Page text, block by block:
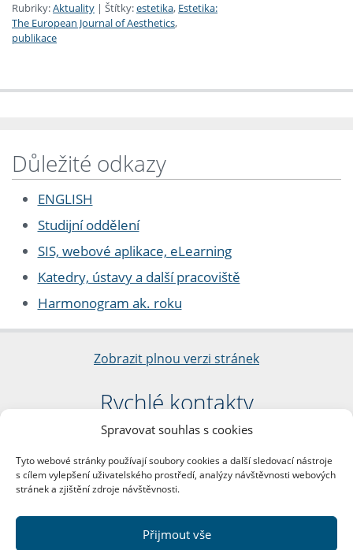
Spravovat souhlas s cookies
Tyto webové stránky používají soubory cookies a další sledovací nástroje
s cílem vylepšení uživatelského prostředí, analýzy návštěvnosti webových
stránek a zjištění zdroje návštěvnosti.
Přijmout vše
Rubriky:Aktuality | Štítky:estetika, Estetika:
The European Journal of Aesthetics,
publikace
Důležité odkazy
ENGLISH
Studijní oddělení
SIS, webové aplikace, eLearning
Katedry, ústavy a další pracoviště
Harmonogram ak. roku
Zobrazit plnou verzi stránek
Rychlé kontakty
Filozofická fakulta
nám. Jana Palacha 1/2
116 38 Praha 1
DIČ: CZ00216208